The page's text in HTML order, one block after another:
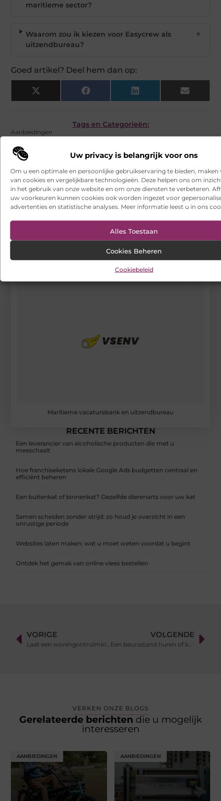
Uw privacy is belangrijk voor ons
Om u een optimale en persoonlijke gebruikservaring te bieden, maken
van cookies en vergelijkbare technologieën. Deze helpen ons om
in het gebruik van onze website en om onze diensten te verbeteren.
uw voorkeuren kunnen cookies ook worden ingezet voor
advertenties en statistische analyses. Meer informatie leest u in ons
Alles Toestaan
Cookies Beheren
Cookiebeleid
maritieme sector?
Waarom zou ik kiezen voor Easycrew als
uitzendbureau?
▼
Goed artikel? Deel hem dan op:
X
(Twitter)
Facebook LinkedIn Email
Tags en Categorieën:
Aanbiedingen
DEEL DIT:
Maritieme vacaturebank en uitzendbureau
RECENTE BERICHTEN
Een leverancier van alcoholische producten die met u
meeschaalt
Hoe franchiseketens lokale Google Ads budgetten centraal en
efficiënt beheren
Een buitenkat of binnenkat? Dezelfde dierenarts voor uw kat
Samen scheiden zonder strijd: zo houd je overzicht in een
onrustige periode
Websites laten maken: wat u moet weten voordat u begint
Ontdek het gemak van online vlees bestellen
Begin vandaag nog
met bloggen op
VSENV
Stuur ons een bericht
Registreer hier
VORIGE
Laat een woningontruiming regelen door een professional
VOLGENDE
Een beursstand huren of kopen
VERKEN ONZE BLOGS
Gerelateerde berichten die u mogelijk
interesseren
AANBIEDINGEN AANBIEDINGEN